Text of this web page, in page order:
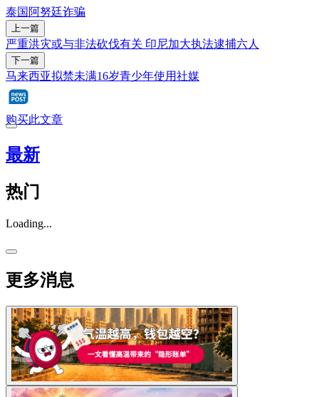
泰国 阿努廷诈骗
上一篇
严重洪灾或与非法砍伐有关 印尼加大执法逮捕六人
下一篇
马来西亚拟禁未满16岁青少年使用社媒
购买此文章
最新
热门
Loading...
更多消息